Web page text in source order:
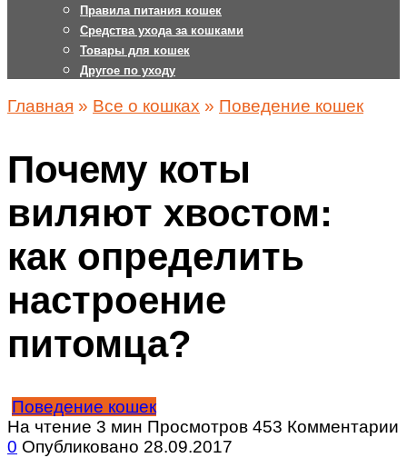
Правила питания кошек
Средства ухода за кошками
Товары для кошек
Другое по уходу
Главная » Все о кошках » Поведение кошек
Почему коты
виляют хвостом:
как определить
настроение
питомца?
Поведение кошек
На чтение 3 мин Просмотров 453 Комментарии
0 Опубликовано 28.09.2017